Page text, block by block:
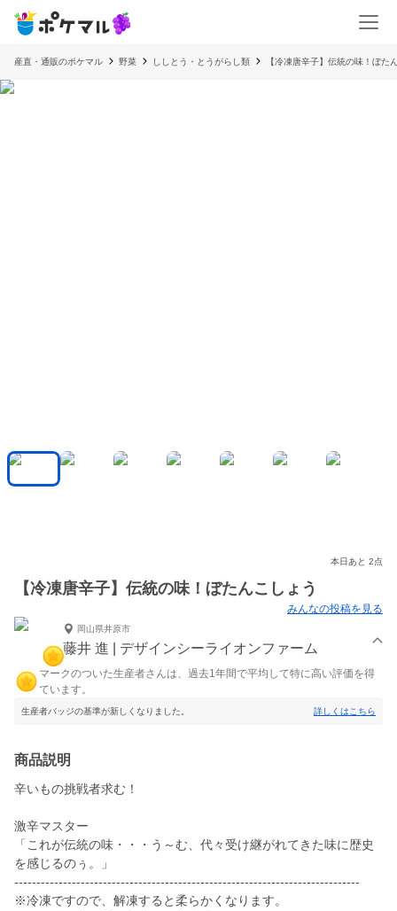
産直・通販のポケマル 野菜 ししとう・とうがらし類 【冷凍唐辛子】伝統の味！ぼた
本日あと 2点
【冷凍唐辛子】伝統の味！ぼたんこしょう
みんなの投稿を見る
岡山県井原市
藤井 進 | デザインシーライオンファーム
マークのついた生産者さんは、過去1年間で平均して特に高い評価を得
ています。
生産者バッジの基準が新しくなりました。 詳しくはこちら
商品説明
辛いもの挑戦者求む！
激辛マスター
「これが伝統の味・・・う～む、代々受け継がれてきた味に歴史
を感じるのぅ。」
------------------------------------------------------------------------------
※冷凍ですので、解凍すると柔らかくなります。